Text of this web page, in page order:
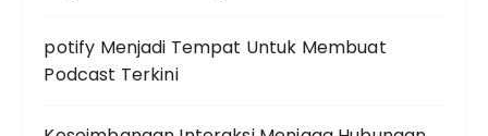
potify Menjadi Tempat Untuk Membuat
Podcast Terkini